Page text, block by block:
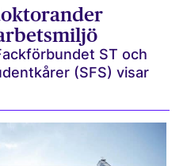
ST och
(SFS) visar